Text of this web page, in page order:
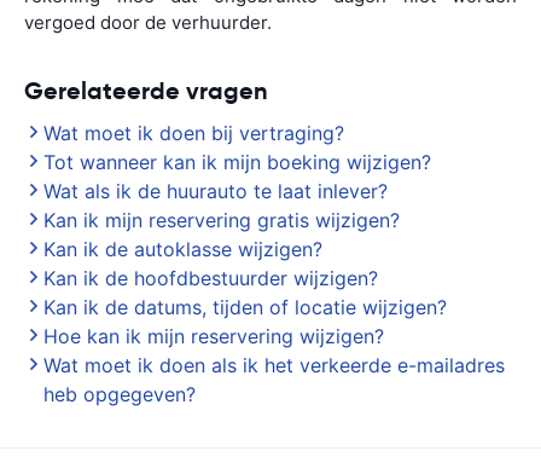
vergoed door de verhuurder.
Gerelateerde vragen
Wat moet ik doen bij vertraging?
Tot wanneer kan ik mijn boeking wijzigen?
Wat als ik de huurauto te laat inlever?
Kan ik mijn reservering gratis wijzigen?
Kan ik de autoklasse wijzigen?
Kan ik de hoofdbestuurder wijzigen?
Kan ik de datums, tijden of locatie wijzigen?
Hoe kan ik mijn reservering wijzigen?
Wat moet ik doen als ik het verkeerde e-mailadres
heb opgegeven?